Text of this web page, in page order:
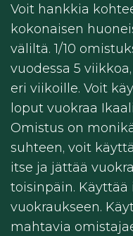
Voit hankkia
kokonaisen
väliltä. 1/10
vuodessa 5
eri viikoille. Voit
loput vuokraa
Omistus on
suhteen, voit
itse ja jättää
toisinpäin.
vuokraukseen.
mahtavia